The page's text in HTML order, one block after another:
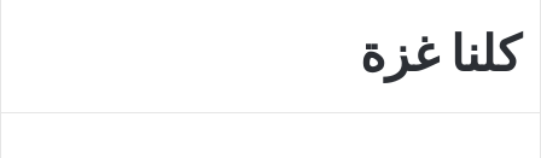
كلنا غزة